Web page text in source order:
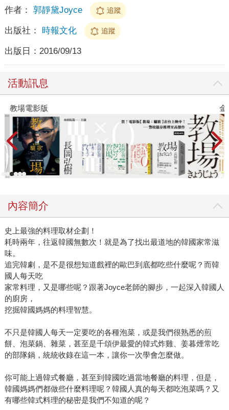
作者： 郭靜黛Joyce 追蹤
出版社： 時報文化 追蹤
出版日： 2016/09/13
活動訊息
教場電影版 金
內容簡介
史上最強的料理取材企劃！
耗時兩年，往返韓國無數次！就是為了找出最道地的韓國家常滋
味。
追完韓劇，是不是很想知道戲裡的歐巴到底都吃些什麼呢？而韓
國人每天吃
家常料理，又是哪些呢？跟著Joyce老師的腳步，一起深入韓國人
的廚房，
挖掘韓國媽媽的料理智慧。
不只是韓國人每天一定要吃的各種泡菜，或是我們很熟悉的煎
餅、泡菜鍋、雜菜，甚至是千頌伊最愛的韓式炸雞、姜暮煙常吃
的部隊鍋，統統收錄在這一本，讓你一次學會怎麼做。
你可能上過韓式餐廳，甚至到韓國吃過當地餐廳的料理，但是，
韓國媽媽們都做些什麼料理呢？韓國人真的每天都吃泡菜嗎？又
有哪些韓式料理的秘密是我們不知道的呢？